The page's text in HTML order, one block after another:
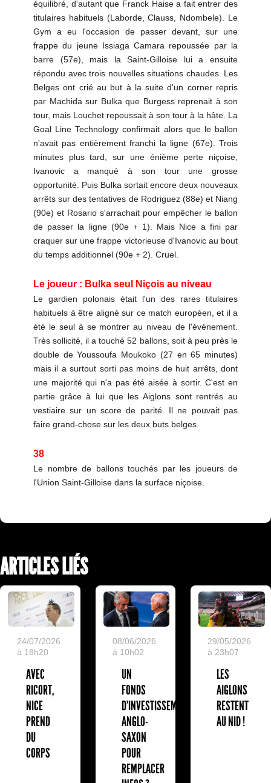
équilibré, d'autant que Franck Haise a fait entrer des
titulaires habituels (Laborde, Clauss, Ndombele). Le
Gym a eu l'occasion de passer devant, sur une
frappe du jeune Issiaga Camara repoussée par la
barre (57e), mais la Saint-Gilloise lui a ensuite
répondu avec trois nouvelles situations chaudes. Les
Belges ont crié au but à la suite d'un corner repris
par Machida sur Bulka que Burgess reprenait à son
tour, mais Louchet repoussait à son tour à la hâte. La
Goal Line Technology confirmait alors que le ballon
n'avait pas entièrement franchi la ligne (67e). Trois
minutes plus tard, sur une énième perte niçoise,
Ivanovic a manqué à son tour une grosse
opportunité. Puis Bulka sortait encore deux nouveaux
arrêts sur des tentatives de Rodriguez (88e) et Niang
(90e) et Rosario s'arrachait pour empêcher le ballon
de passer la ligne (90e + 1). Mais Nice a fini par
craquer sur une frappe victorieuse d'Ivanovic au bout
du temps additionnel (90e + 2). Cruel.
Le joueur : Bulka seul Niçois au niveau
Le gardien polonais était l'un des rares titulaires
habituels à être aligné sur ce match européen, et il a
été le seul à se montrer au niveau de l'événement.
Très sollicité, il a touché 52 ballons, soit à peu près le
double de Youssoufa Moukoko (27 en 65 minutes)
mais il a surtout sorti pas moins de huit arrêts, dont
une majorité qui n'a pas été aisée à sortir. C'est en
partie grâce à lui que les Aiglons sont rentrés au
vestiaire sur un score de parité. Il ne pouvait pas
faire grand-chose sur les deux buts belges.
38
Le nombre de ballons touchés par les joueurs de
l'Union Saint-Gilloise dans la surface niçoise.
ARTICLES LIÉS
24/07/2026
à 18h20
AVEC
RICORT,
NICE
PREND
DU
CORPS
08/06/2026
à 10h02
UN
FONDS
D'INVESTISSEMENT
ANGLO-
SAXON
POUR
REMPLACER
29/05/2026
à 23h07
LES
AIGLONS
RESTENT
AU NID !